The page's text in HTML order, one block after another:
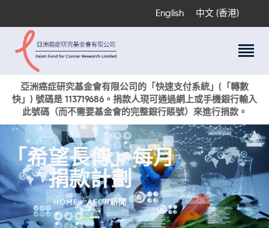
English 中文 (香港)
亞洲癌症研究基金會有限公司的「快速支付系統」(「轉數
快」) 號碼是 113719686。捐款人現可通過網上或手機銀行輸入
此號碼（而不需要基金會的完整銀行賬號）來進行捐款。
「希望長傳」每月
捐款計劃
HOME AFCR新聞
關於我們
科研項目
活動與獎項
新聞
捐款支持
現在捐贈